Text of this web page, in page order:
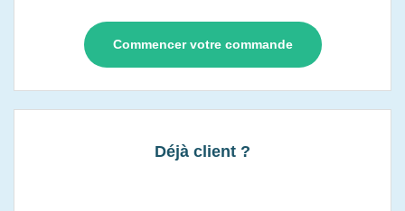
Commencer votre commande
Déjà client ?